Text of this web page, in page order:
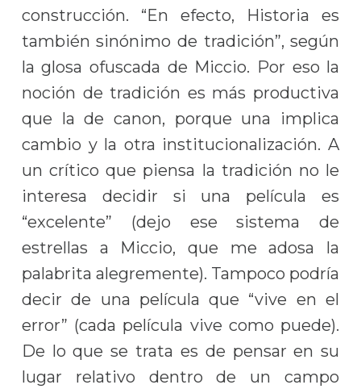
construcción. “En efecto, Historia es
también sinónimo de tradición”, según
la glosa ofuscada de Miccio. Por eso la
noción de tradición es más productiva
que la de canon, porque una implica
cambio y la otra institucionalización. A
un crítico que piensa la tradición no le
interesa decidir si una película es
“excelente” (dejo ese sistema de
estrellas a Miccio, que me adosa la
palabrita alegremente). Tampoco podría
decir de una película que “vive en el
error” (cada película vive como puede).
De lo que se trata es de pensar en su
lugar relativo dentro de un campo